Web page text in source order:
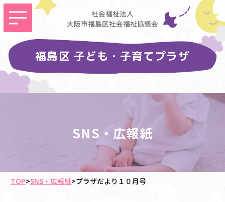
社会福祉法人
大阪市福島区社会福祉協議会
福島区 子ども・子育てプラザ
SNS・広報紙
TOP>SNS・広報紙>プラザだより１０月号